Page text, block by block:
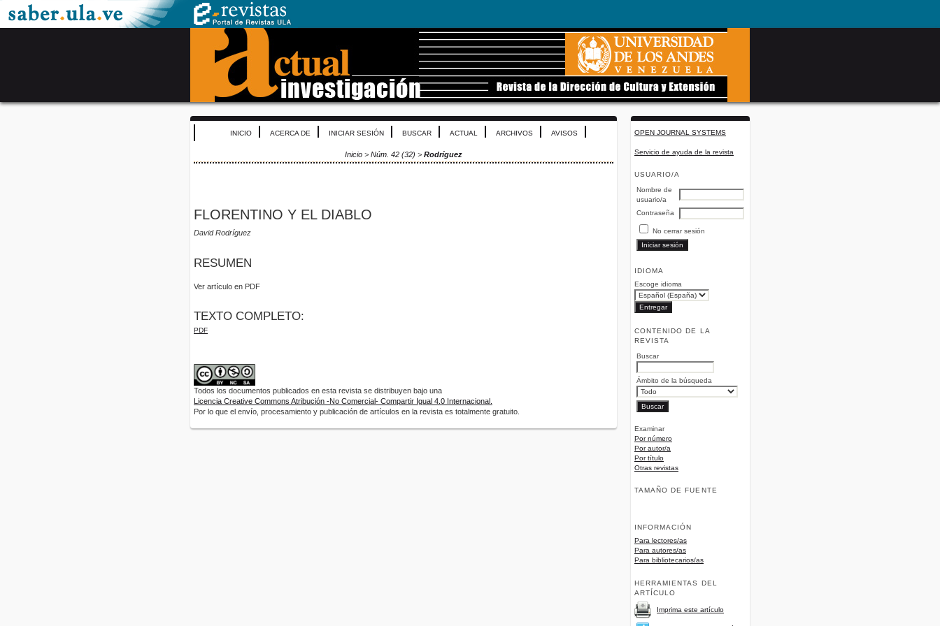
OPEN JOURNAL SYSTEMS
Servicio de ayuda de la revista
USUARIO/A
Nombre de
usuario/a
Contraseña
No cerrar sesión
IDIOMA
Escoge idioma
CONTENIDO DE LA
REVISTA
Buscar
Ámbito de la búsqueda
Examinar
Por número
Por autor/a
Por título
Otras revistas
TAMAÑO DE FUENTE
INFORMACIÓN
Para lectores/as
Para autores/as
Para bibliotecarios/as
HERRAMIENTAS DEL
ARTÍCULO
Imprima este artículo
INICIO ACERCA DE INICIAR SESIÓN BUSCAR ACTUAL ARCHIVOS AVISOS
Inicio > Núm. 42 (32) > Rodríguez
FLORENTINO Y EL DIABLO
David Rodríguez
RESUMEN
Ver artículo en PDF
TEXTO COMPLETO:
PDF
Todos los documentos publicados en esta revista se distribuyen bajo una
Licencia Creative Commons Atribución -No Comercial- Compartir Igual 4.0 Internacional.
Por lo que el envío, procesamiento y publicación de artículos en la revista es totalmente gratuito.